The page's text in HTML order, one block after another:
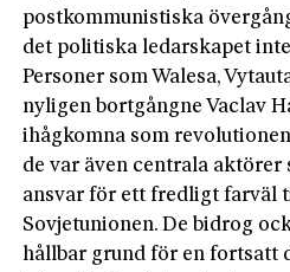
postkommunistiska
det politiska ledarskapet
Personer som Walesa,
nyligen bortgångne Vaclav
ihågkomna som
de var även centrala
ansvar för ett fredligt farväl
Sovjetunionen. De bidrog
hållbar grund för en fortsatt